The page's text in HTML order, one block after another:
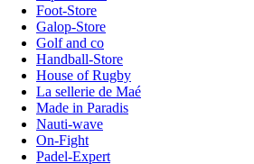
Foot-Store
Galop-Store
Golf and co
Handball-Store
House of Rugby
La sellerie de Maé
Made in Paradis
Nauti-wave
On-Fight
Padel-Expert